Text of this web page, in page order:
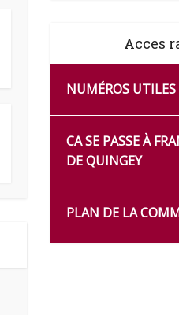
Acces
NUMÉROS UTILES
CA SE PASSE À
DE QUINGEY
PLAN DE LA